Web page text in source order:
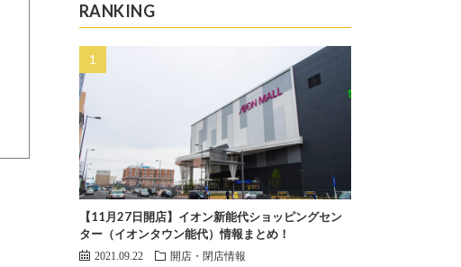
RANKING
【11月27日開店】イオン新能代ショッピングセン
ター（イオンタウン能代）情報まとめ！
2021.09.22 開店・閉店情報